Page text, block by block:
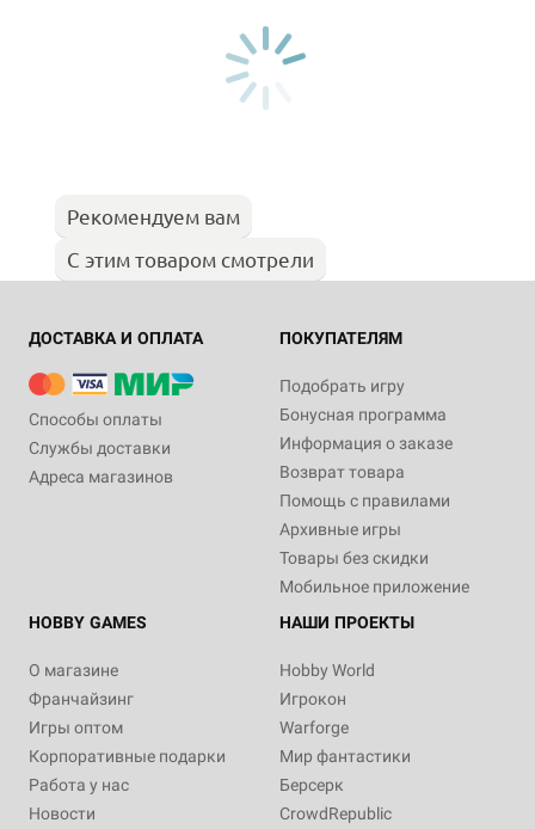
Рекомендуем вам
С этим товаром смотрели
ДОСТАВКА И ОПЛАТА
Способы оплаты
Службы доставки
Адреса магазинов
ПОКУПАТЕЛЯМ
Подобрать игру
Бонусная программа
Информация о заказе
Возврат товара
Помощь с правилами
Архивные игры
Товары без скидки
Мобильное приложение
HOBBY GAMES
О магазине
Франчайзинг
Игры оптом
Корпоративные подарки
Работа у нас
Новости
НАШИ ПРОЕКТЫ
Hobby World
Игрокон
Warforge
Мир фантастики
Берсерк
CrowdRepublic